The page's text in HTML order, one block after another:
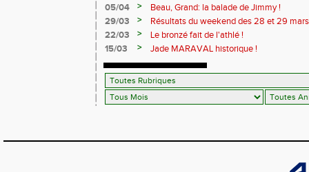
05/04
>
Beau, Grand: la balade de Jimmy !
29/03
>
Résultats du weekend des 28 et 29
22/03
>
Le bronzé fait de l'athlé !
15/03
> Jade MARAVAL historique !